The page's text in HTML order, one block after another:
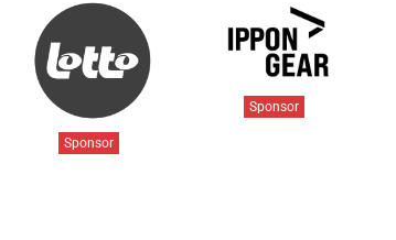
Sponsor
Sponsor